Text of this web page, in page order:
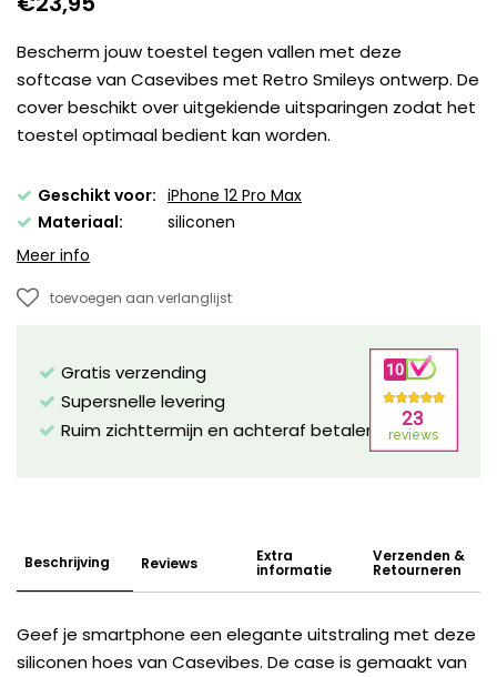
Bescherm jouw toestel tegen vallen met deze
softcase van Casevibes met Retro Smileys ontwerp. De
cover beschikt over uitgekiende uitsparingen zodat het
toestel optimaal bedient kan worden.
Geschikt voor: iPhone 12 Pro Max
Materiaal:
siliconen
Meer info
toevoegen aan verlanglijst
Gratis verzending
Supersnelle levering
Ruim zichttermijn en achteraf betalen mogelijk!
Beschrijving Reviews Extra
informatie
Verzenden &
Retourneren
Geef je smartphone een elegante uitstraling met deze
siliconen hoes van Casevibes. De case is gemaakt van